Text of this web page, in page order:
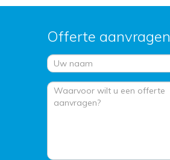
Offerte aanvragen